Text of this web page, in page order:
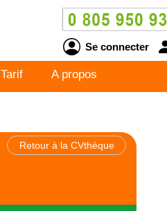
Se connecter
Tarif A propos
Retour à la CVthèque